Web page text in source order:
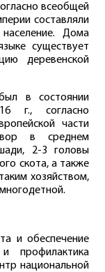
всеобщей
составляли
Дома
существует
деревенской
в состоянии
г., согласно
части
в среднем
2-3 головы
скота, а также
хозяйством,
и обеспечение
профилактика
национальной